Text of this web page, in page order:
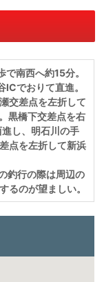
南西へ約15分。
でおりて直進。
交差点を左折して
黒橋下交差点を右
し、明石川の手
点を左折して新浜
釣行の際は周辺の
るのが望ましい。